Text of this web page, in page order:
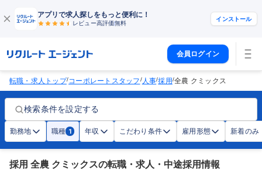
アプリで求人探しをもっと便利に！
レビュー高評価無料
インストール
会員ログイン
転職・求人トップ/コーポレートスタッフ/人事/採用/全農 クミックス
検索条件を設定する
勤務地 職種 1 年収 こだわり条件 雇用形態 新着のみ
採用 全農 クミックスの転職・求人・中途採用情報